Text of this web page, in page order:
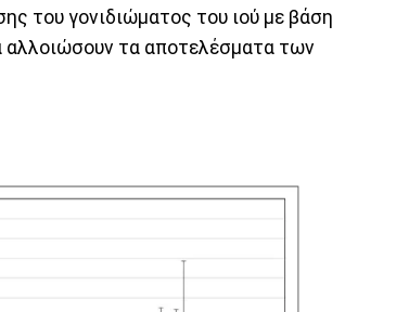
του γονιδιώματος του ιού με βάση
αλλοιώσουν τα αποτελέσματα των